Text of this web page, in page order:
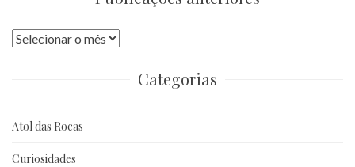
Publicações
Categorias
Atol das Rocas
Curiosidades